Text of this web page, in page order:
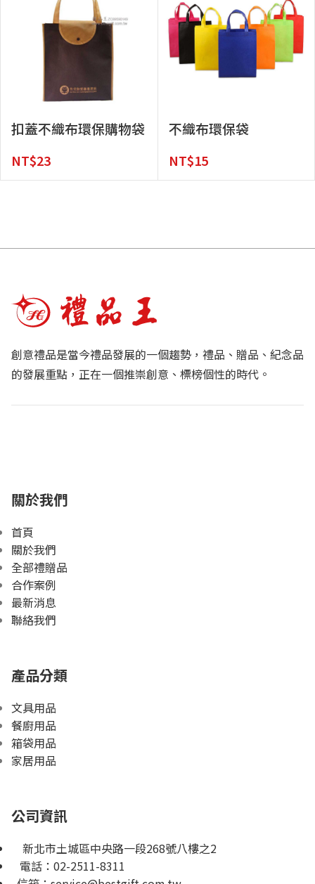
扣蓋不織布環保購物袋
NT$23
不織布環保袋
NT$15
創意禮品是當今禮品發展的一個趨勢，禮品、贈品、紀念品
的發展重點，正在一個推崇創意、標榜個性的時代。
關於我們
首頁
關於我們
全部禮贈品
合作案例
最新消息
聯絡我們
產品分類
文具用品
餐廚用品
箱袋用品
家居用品
公司資訊
新北市土城區中央路一段268號八樓之2
電話： 02-2511-8311